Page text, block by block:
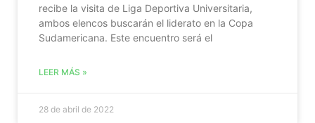
recibe la visita de Liga Deportiva Universitaria,
ambos elencos buscarán el liderato en la Copa
Sudamericana. Este encuentro será el
LEER MÁS »
28 de abril de 2022